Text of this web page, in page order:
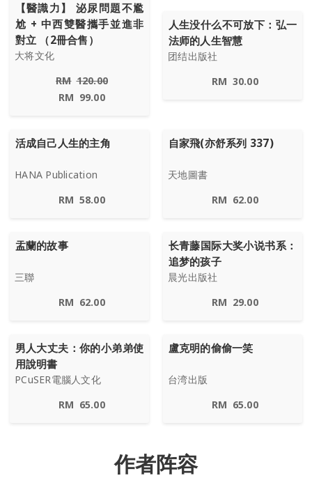
【醫識力】 泌尿問題不尷
尬 + 中西雙醫攜手並進非
對立 （2冊合售）
大将文化
RM 120.00
RM 99.00
人生没什么不可放下：弘一
法师的人生智慧
团结出版社
RM 30.00
活成自己人生的主角
HANA Publication
RM 58.00
自家飛(亦舒系列 337)
天地圖書
RM 62.00
盂蘭的故事
三聯
RM 62.00
长青藤国际大奖小说书系：
追梦的孩子
晨光出版社
RM 29.00
男人大丈夫：你的小弟弟使
用說明書
PCuSER電腦人文化
RM 65.00
盧克明的偷偷一笑
台湾出版
RM 65.00
作者阵容